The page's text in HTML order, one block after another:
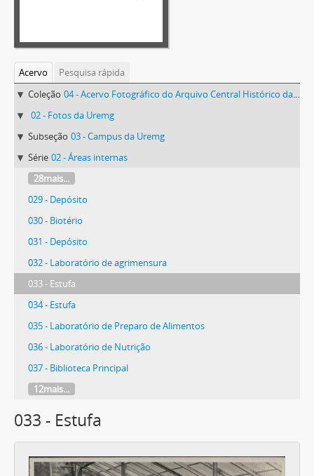
Acervo
Pesquisa rápida
Coleção 04 - Acervo Fotográfico do Arquivo Central Histórico da UFV
02 - Fotos da Uremg
Subseção 03 - Campus da Uremg
Série 02 - Áreas internas
28mais...
029 - Depósito
030 - Biotério
031 - Depósito
032 - Laboratório de agrimensura
033 - Estufa
034 - Estufa
035 - Laboratório de Preparo de Alimentos
036 - Laboratório de Nutrição
037 - Biblioteca Principal
12mais...
033 - Estufa